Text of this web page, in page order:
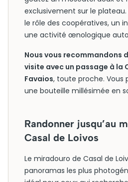
exclusivement sur le
le rôle des coopératives, un
une activité œnologique
Nous vous recommandons
visite avec un passage à la
Favaios, toute proche. Vous
une bouteille millésimée en
Randonner jusqu’au
Casal de Loivos
Le miradouro de Casal de
panoramas les plus